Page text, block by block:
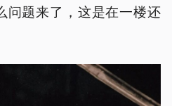
问题来了，这是在一楼还